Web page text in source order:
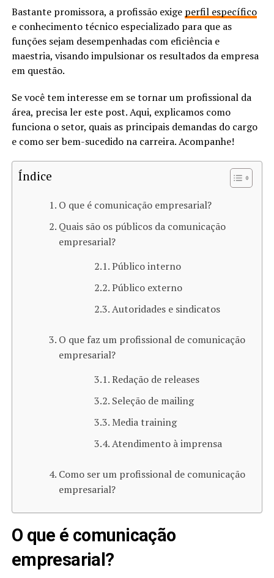
Bastante promissora, a profissão exige perfil específico
e conhecimento técnico especializado para que as
funções sejam desempenhadas com eficiência e
maestria, visando impulsionar os resultados da empresa
em questão.
Se você tem interesse em se tornar um profissional da
área, precisa ler este post. Aqui, explicamos como
funciona o setor, quais as principais demandas do cargo
e como ser bem-sucedido na carreira. Acompanhe!
Índice
O que é comunicação empresarial?
Quais são os públicos da comunicação
empresarial?
Público interno
Público externo
Autoridades e sindicatos
O que faz um profissional de comunicação
empresarial?
Redação de releases
Seleção de mailing
Media training
Atendimento à imprensa
Como ser um profissional de comunicação
empresarial?
O que é comunicação
empresarial?